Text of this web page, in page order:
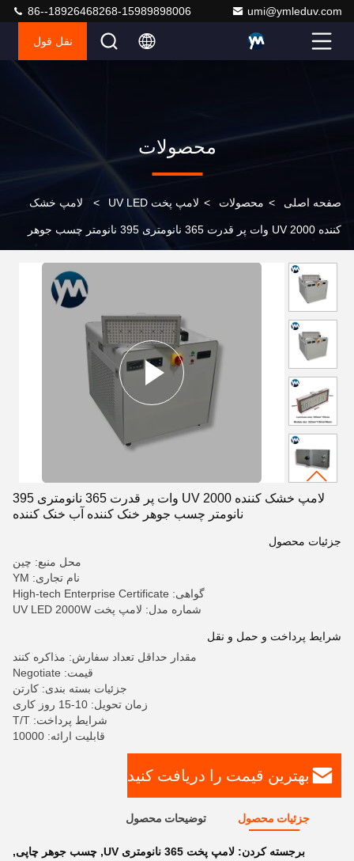
umi@ymleduv.com
86--18926468268-15989898006
نقل قول
محصولات
صفحه اصلی > محصولات > لامپ پخت UV LED > لامپ خشک
کننده UV 2000 وات پر قدرت 365 نانومتری 395 نانومتر چسب جوهر
لامپ خشک کننده UV 2000 وات پر قدرت 365 نانومتری 395
نانومتر چسب جوهر خنک کننده آب خنک کننده
جزئیات محصول
محل منبع: چین
نام تجاری: YM
گواهی: High-tech Enterprise Certificate
شماره مدل: لامپ پخت UV LED 2000W
شرایط پرداخت و حمل و نقل
مقدار حداقل تعداد سفارش: مذاکره کنند
قیمت: Negotiate
جزئیات بسته بندی: کارتن
زمان تحویل: 10-15 روز کاری
شرایط پرداخت: T/T
قابلیت ارائه: 10000
بهترین قیمت را دریافت کنید
جزئیات محصول توضیحات محصول
برجسته کردن: لامپ پخت 365 نانومتری UV , چسب جوهر چاپی,